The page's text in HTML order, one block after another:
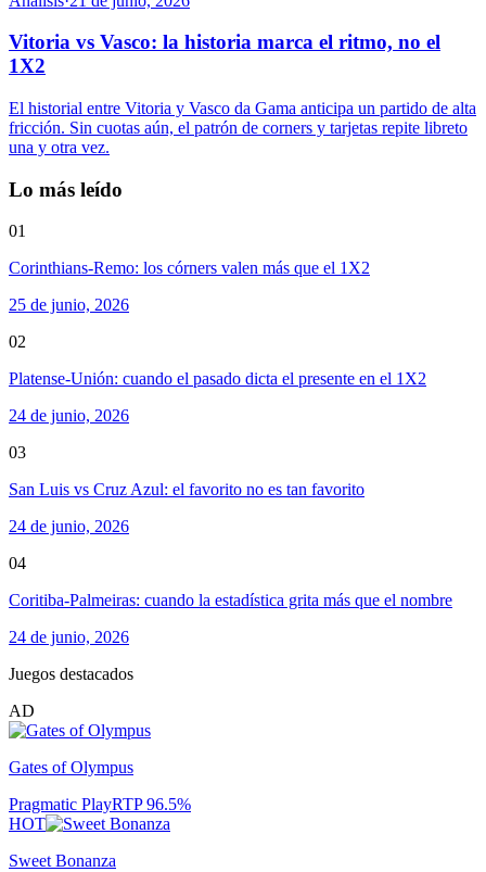
Vitoria vs Vasco: la historia marca el ritmo, no el
1X2
El historial entre Vitoria y Vasco da Gama anticipa un partido de alta
fricción. Sin cuotas aún, el patrón de corners y tarjetas repite libreto
una y otra vez.
Lo más leído
01
Corinthians-Remo: los córners valen más que el 1X2
25 de junio, 2026
02
Platense-Unión: cuando el pasado dicta el presente en el 1X2
24 de junio, 2026
03
San Luis vs Cruz Azul: el favorito no es tan favorito
24 de junio, 2026
04
Coritiba-Palmeiras: cuando la estadística grita más que el nombre
24 de junio, 2026
Juegos destacados
AD
Gates of Olympus
Pragmatic PlayRTP96.5%
HOT
Sweet Bonanza